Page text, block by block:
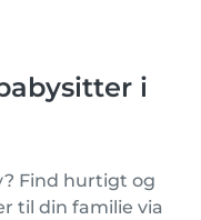
i
Find hurtigt og
til din familie via